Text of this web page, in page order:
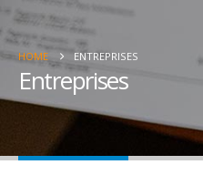
HOME ENTREPRISES
Entreprises